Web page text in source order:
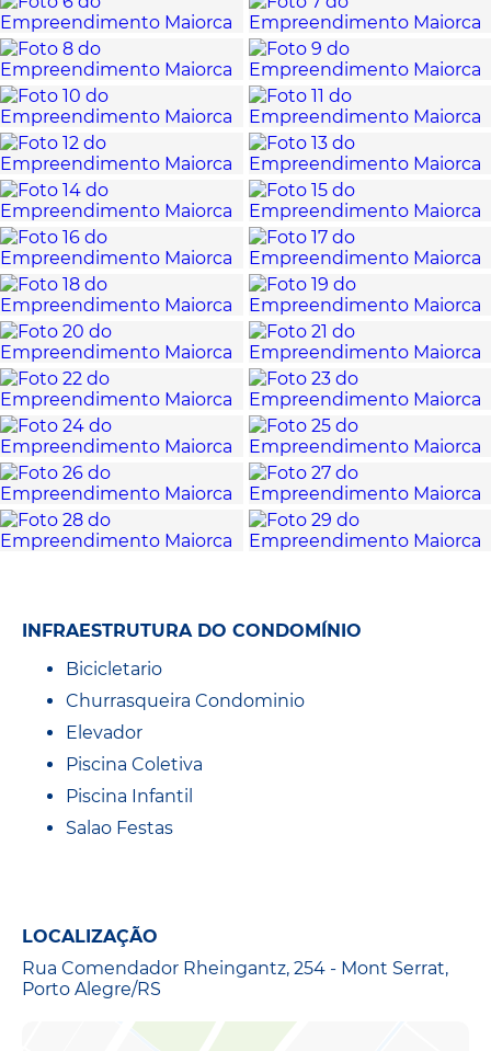
INFRAESTRUTURA DO CONDOMÍNIO
Bicicletario
Churrasqueira Condominio
Elevador
Piscina Coletiva
Piscina Infantil
Salao Festas
LOCALIZAÇÃO
Rua Comendador Rheingantz, 254 - Mont Serrat,
Porto Alegre/RS